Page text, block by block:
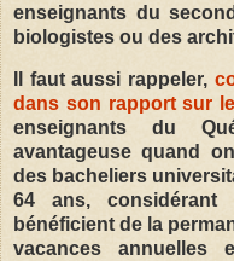
enseignants du
biologistes ou des
Il faut aussi rappeler,
dans son rapport sur
enseignants du
avantageuse quand
des bacheliers
64 ans, considérant
bénéficient de la
vacances annuelles